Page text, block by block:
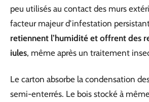
peu utilisés au contact des murs
facteur majeur d’infestation
retiennent l’humidité et offrent des
iules, même après un traitement
Le carton absorbe la condensation
semi-enterrés. Le bois stocké à